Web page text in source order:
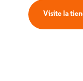
Visite la